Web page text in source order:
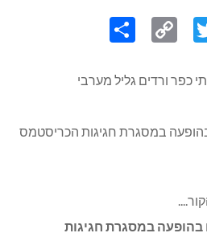
Link
כפר ורדים גליל מערבי
במסגרת חגיגות הכריסטמס
בהופעה במסגרת חגיגות